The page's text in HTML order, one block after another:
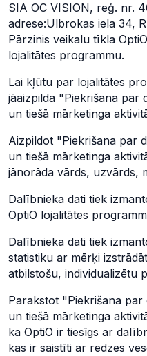
SIA OC VISION, reģ. nr.
adrese:Ulbrokas iela 34,
Pārzinis veikalu tīkla
lojalitātes programmu.
Lai kļūtu par lojalitātes
jāaizpilda "Piekrišana par
un tiešā mārketinga
Aizpildot "Piekrišana par
un tiešā mārketinga
jānorāda vārds, uzvārds,
Dalībnieka dati tiek
OptiO lojalitātes
Dalībnieka dati tiek
statistiku ar mērķi
atbilstošu, individualizētu
Parakstot "Piekrišana
un tiešā mārketinga
ka OptiO ir tiesīgs ar
kas ir saistīti ar redzes